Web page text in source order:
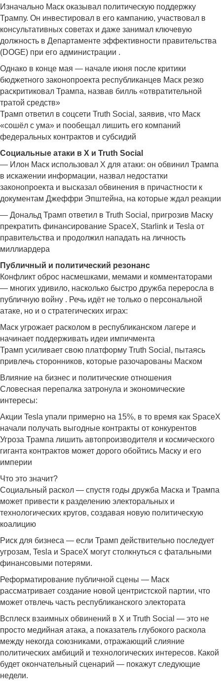
Изначально Маск оказывал политическую поддержку
Трампу. Он инвестировал в его кампанию, участвовал в
консультативных советах и даже занимал ключевую
должность в Департаменте эффективности правительства
(DOGE) при его администрации .
Однако в конце мая — начале июня после критики
бюджетного законопроекта республиканцев Маск резко
раскритиковал Трампа, назвав билль «отвратительной
тратой средств»
Трамп ответил в соцсети Truth Social, заявив, что Маск
«сошёл с ума» и пообещал лишить его компаний
федеральных контрактов и субсидий
Социальные атаки в X и Truth Social
— Илон Маск использовал X для атаки: он обвинил Трампа
в искажении информации, назвал недостатки
законопроекта и высказал обвинения в причастности к
документам Джеффри Эпштейна, на которые ждал реакции
— Дональд Трамп ответил в Truth Social, пригрозив Маску
прекратить финансирование SpaceX, Starlink и Tesla от
правительства и продолжил нападать на личность
миллиардера
Публичный и политический резонанс
Конфликт оброс насмешками, мемами и комментаторами
— многих удивило, насколько быстро дружба переросла в
публичную войну . Речь идёт не только о персональной
атаке, но и о стратегических играх:
Маск угрожает расколом в республиканском лагере и
начинает поддерживать идеи импичмента
Трамп усиливает свою платформу Truth Social, пытаясь
привлечь сторонников, которые разочарованы Маском
Влияние на бизнес и политические отношения
Словесная перепалка затронула и экономические
интересы:
Акции Tesla упали примерно на 15%, в то время как SpaceX
начали получать выгодные контракты от конкурентов
Угроза Трампа лишить автопроизводителя и космического
гиганта контрактов может дорого обойтись Маску и его
империи
Что это значит?
Социальный раскол — спустя годы дружба Маска и Трампа
может привести к разделению электоральных и
технологических кругов, создавая новую политическую
коалицию
Риск для бизнеса — если Трамп действительно последует
угрозам, Tesla и SpaceX могут столкнуться с фатальными
финансовыми потерями.
Реформатирование публичной сцены — Маск
рассматривает создание новой центристской партии, что
может отвлечь часть республиканского электората
Всплеск взаимных обвинений в X и Truth Social — это не
просто медийная атака, а показатель глубокого раскола
между некогда союзниками, отражающий слияние
политических амбиций и технологических интересов. Какой
будет окончательный сценарий — покажут следующие
недели.